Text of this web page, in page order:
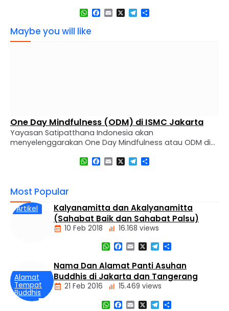
– Pengarah Dhamma – Penasihat Dhamma – Pembina
WhatsApp
Facebook
Email
X Telegram
Maybe you will like
One Day Mindfulness (ODM) di ISMC Jakarta
Yayasan Satipatthana Indonesia akan
menyelenggarakan One Day Mindfulness atau ODM di
Jadwal ODM Setiap Hari Sabtu Tanggal 01, 08, 15 Maret
– Peserta memiliki kesehatan mental dan fisik yang
baik, – Batasan usia …
WhatsApp
Facebook
Email
X Telegram
Most Popular
Artikel
Kalyanamitta dan Akalyanamitta
(Sahabat Baik dan Sahabat Palsu)
10 Feb 2018 16.168 views
WhatsApp
Facebook
Email
X Telegram
Share
Alamat
Tempat
Buddhis
Nama Dan Alamat Panti Asuhan
Buddhis di Jakarta dan Tangerang
21 Feb 2016 15.469 views
WhatsApp
Facebook
Email
X Telegram
Share